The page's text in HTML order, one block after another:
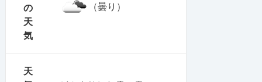
の
天
気
（曇り）
天